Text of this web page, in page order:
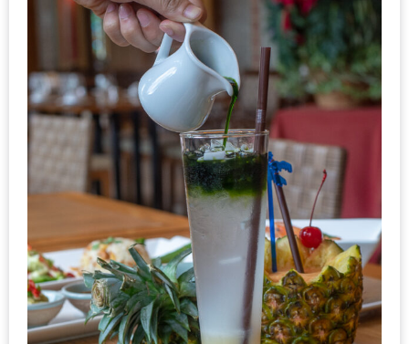
มูลค่า
1,000
บาท
ฟรี
3
รางวัล
สุด
พิเศษ
โปร
โม
ชั่น